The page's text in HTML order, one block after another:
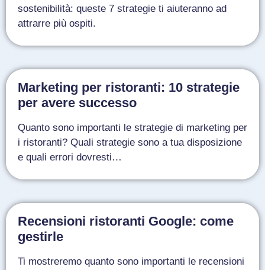
sostenibilità: queste 7 strategie ti aiuteranno ad
attrarre più ospiti.
Marketing per ristoranti: 10 strategie
per avere successo
Quanto sono importanti le strategie di marketing per
i ristoranti? Quali strategie sono a tua disposizione
e quali errori dovresti…
Recensioni ristoranti Google: come
gestirle
Ti mostreremo quanto sono importanti le recensioni